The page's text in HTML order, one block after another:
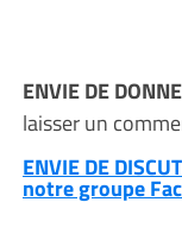
ENVIE DE
laisser un
ENVIE DE
notre groupe